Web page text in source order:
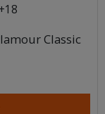
+18
Classic